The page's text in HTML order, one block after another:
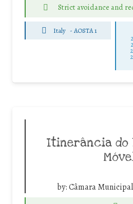
Strict avoidance and
Italy - AOSTA 1
Itinerância do
by:Câmara